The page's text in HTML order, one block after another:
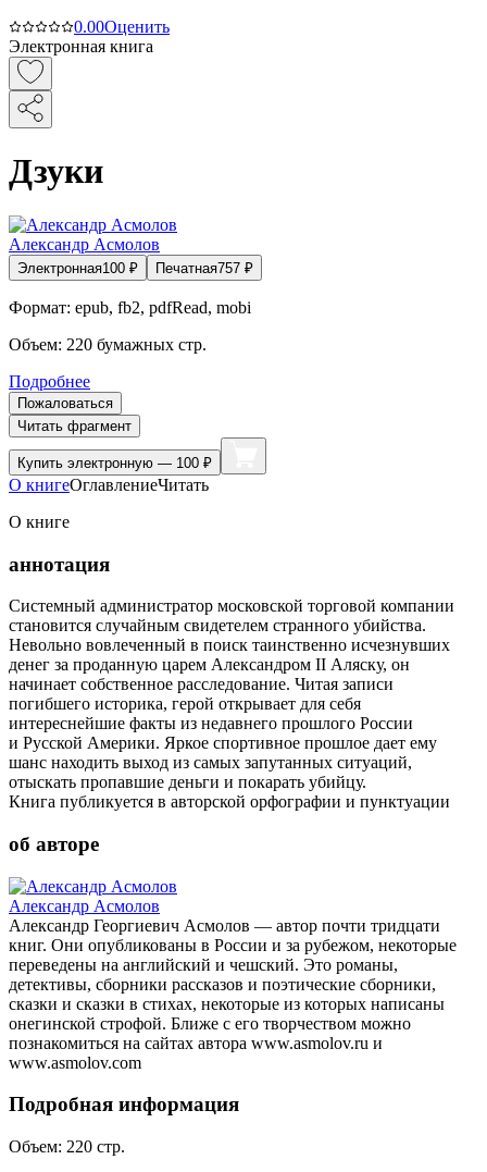
0.00Оценить
Электронная книга
Дзуки
Александр Асмолов
Электронная100 ₽ Печатная757 ₽
Формат: epub, fb2, pdfRead, mobi
Объем: 220 бумажных стр.
Подробнее
Пожаловаться
Читать фрагмент
Купить электронную — 100 ₽
О книгеОглавлениеЧитать
О книге
аннотация
Системный администратор московской торговой компании
становится случайным свидетелем странного убийства.
Невольно вовлеченный в поиск таинственно исчезнувших
денег за проданную царем Александром II Аляску, он
начинает собственное расследование. Читая записи
погибшего историка, герой открывает для себя
интереснейшие факты из недавнего прошлого России
и Русской Америки. Яркое спортивное прошлое дает ему
шанс находить выход из самых запутанных ситуаций,
отыскать пропавшие деньги и покарать убийцу.
Книга публикуется в авторской орфографии и пунктуации
об авторе
Александр Асмолов
Александр Георгиевич Асмолов — автор почти тридцати
книг. Они опубликованы в России и за рубежом, некоторые
переведены на английский и чешский. Это романы,
детективы, сборники рассказов и поэтические сборники,
сказки и сказки в стихах, некоторые из которых написаны
онегинской строфой. Ближе с его творчеством можно
познакомиться на сайтах автора www.asmolov.ru и
www.asmolov.com
Подробная информация
Объем: 220 стр.